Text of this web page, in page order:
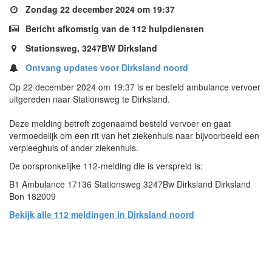
Zondag 22 december 2024 om 19:37
Bericht afkomstig van de 112 hulpdiensten
Stationsweg, 3247BW Dirksland
Ontvang updates voor Dirksland noord
Op 22 december 2024 om 19:37 is er besteld ambulance vervoer
uitgereden naar Stationsweg te Dirksland.
Deze melding betreft zogenaamd besteld vervoer en gaat
vermoedelijk om een rit van het ziekenhuis naar bijvoorbeeld een
verpleeghuis of ander ziekenhuis.
De oorspronkelijke 112-melding die is verspreid is:
B1 Ambulance 17136 Stationsweg 3247Bw Dirksland Dirksland
Bon 182009
Bekijk alle 112 meldingen in Dirksland noord